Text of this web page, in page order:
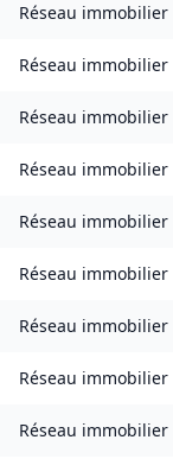
Réseau immobilier
Réseau immobilier
Réseau immobilier
Réseau immobilier
Réseau immobilier
Réseau immobilier
Réseau immobilier
Réseau immobilier
Réseau immobilier